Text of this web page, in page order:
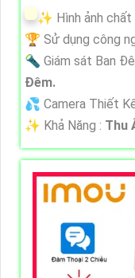
✨ Hình ảnh chất
🏆 Sử dụng công
🔦 Giám sát Ban
Ðêm.
💦 Camera Thiết
️✨ Khả Năng : Thu